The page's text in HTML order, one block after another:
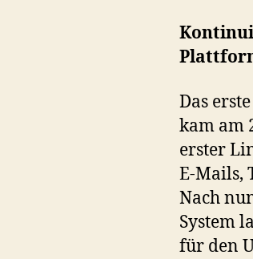
Das
kam am
erster
E-Mails,
Nach
System
für den